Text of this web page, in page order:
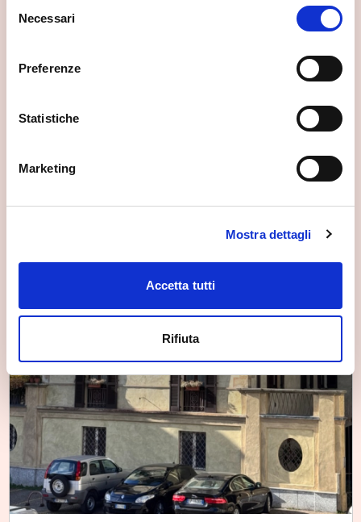
delNecessari
Preferenze
Statistiche
Marketing
Mostra dettagli
Accetta tutti
Rifiuta